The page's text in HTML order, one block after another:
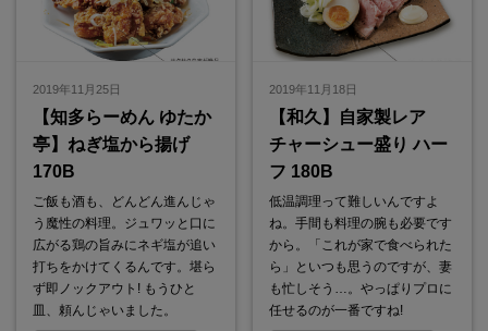
2019年11月25日
【知多らーめん ゆたか
亭】ねぎ塩から揚げ
170B
ご飯も酒も、どんどん進んじゃ
う魔性の料理。ジュワッと口に
広がる鶏の旨みにネギ塩が追い
打ちをかけてくるんです。堪ら
ず即ノックアウト! もうひと
皿、頼んじゃいました。
2019年11月18日
【和久】自家製レア
チャーシュー盛り ハー
フ 180B
低温調理って難しいんですよ
ね。手間も料理の腕も必要です
から。「これが家で食べられた
ら」といつも思うのですが、妻
も忙しそう…。やっぱりプロに
任せるのが一番ですね!